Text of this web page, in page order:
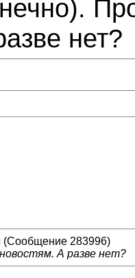
нет?
(Сообщение 283996)
А разве нет?